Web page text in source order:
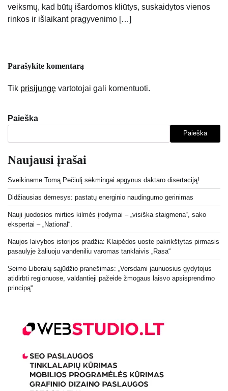
veiksmų, kad būtų išardomos kliūtys, suskaidytos vienos
rinkos ir išlaikant pragyvenimo […]
Parašykite komentarą
Tik prisijungę vartotojai gali komentuoti.
Paieška
Paieška
Naujausi įrašai
Sveikiname Tomą Pečiulį sėkmingai apgynus daktaro disertaciją!
Didžiausias dėmesys: pastatų energinio naudingumo gerinimas
Nauji juodosios mirties kilmės įrodymai – „visiška staigmena“, sako
ekspertai – „National“.
Naujos laivybos istorijos pradžia: Klaipėdos uoste pakrikštytas pirmasis
pasaulyje žaliuoju vandeniliu varomas tanklaivis „Rasa“
Seimo Liberalų sąjūdžio pranešimas: „Versdami jaunuosius gydytojus
atidirbti regionuose, valdantieji pažeidė žmogaus laisvo apsisprendimo
principą“